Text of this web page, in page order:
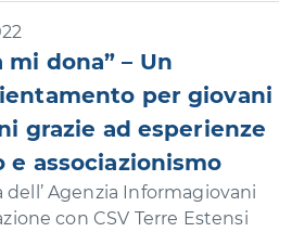
dona” – Un
per giovani
grazie ad esperienze
associazionismo
Agenzia Informagiovani
con CSV Terre Estensi